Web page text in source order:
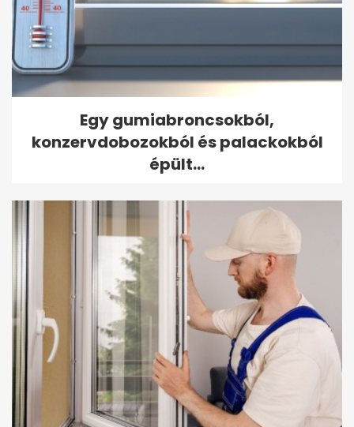
Egy gumiabroncsokból,
konzervdobozokból és palackokból
épült...